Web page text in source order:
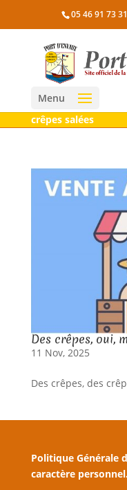
05 46 91 73 31
Menu
crêpes salées
Des crêpes, oui,
11 Nov, 2025
Des crêpes, des
Politique Générale
caractère